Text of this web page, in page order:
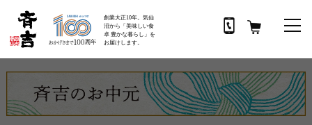
創業大正10年。気仙
沼から「美味しい食
卓 豊かな暮らし」を
お届けします。